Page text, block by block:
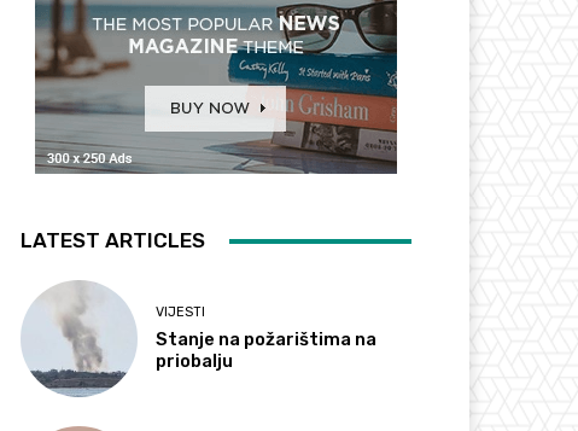
LATEST ARTICLES
VIJESTI
Stanje na požarištima na
priobalju